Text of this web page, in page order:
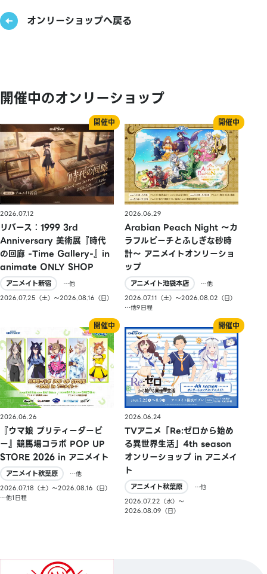
オンリーショップへ戻る
開催中のオンリーショップ
2026.07.12
リバース：1999 3rd
Anniversary 美術展『時代
の回廊 -Time Gallery-』in
animate ONLY SHOP
アニメイト新宿
…他
2026.07.25（土）〜2026.08.16（日）
2026.06.29
Arabian Peach Night 〜カ
ラフルピーチとふしぎな砂時
計〜 アニメイトオンリーショ
ップ
アニメイト池袋本店
…他
2026.07.11（土）〜2026.08.02（日）
…他9日程
2026.06.26
『ウマ娘 プリティーダービ
ー』競馬場コラボ POP UP
STORE 2026 in アニメイト
アニメイト秋葉原
…他
2026.07.18（土）〜2026.08.16（日）
…他1日程
2026.06.24
TVアニメ「Re:ゼロから始め
る異世界生活」4th season
オンリーショップ in アニメイ
ト
アニメイト秋葉原
…他
2026.07.22（水）〜
2026.08.09（日）